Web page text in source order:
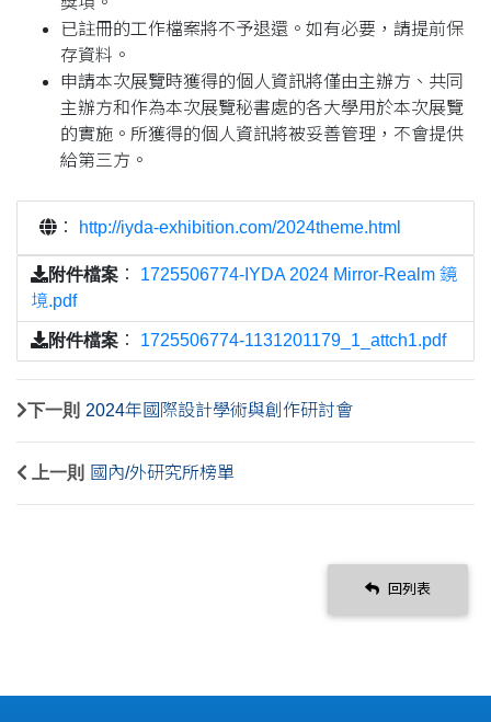
已註冊的工作檔案將不予退還。如有必要，請提前保
存資料。
申請本次展覽時獲得的個人資訊將僅由主辦方、共同
主辦方和作為本次展覽秘書處的各大學用於本次展覽
的實施。所獲得的個人資訊將被妥善管理，不會提供
給第三方。
： http://iyda-exhibition.com/2024theme.html
附件檔案 ： 1725506774-IYDA 2024 Mirror-Realm 鏡
境.pdf
附件檔案 ： 1725506774-1131201179_1_attch1.pdf
下一則 2024年國際設計學術與創作研討會
上一則 國內/外研究所榜單
回列表